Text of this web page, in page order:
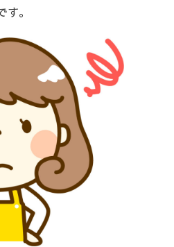
。